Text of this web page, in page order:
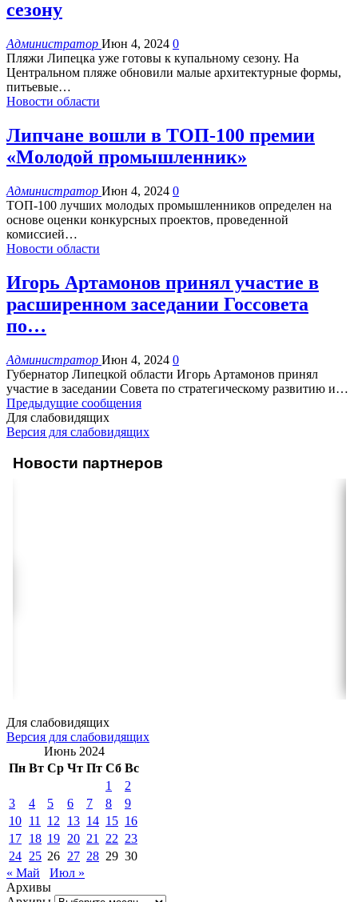
сезону
Администратор Июн 4, 2024 0
Пляжи Липецка уже готовы к купальному сезону. На
Центральном пляже обновили малые архитектурные формы,
питьевые…
Новости области
Липчане вошли в ТОП-100 премии
«Молодой промышленник»
Администратор Июн 4, 2024 0
ТОП-100 лучших молодых промышленников определен на
основе оценки конкурсных проектов, проведенной
комиссией…
Новости области
Игорь Артамонов принял участие в
расширенном заседании Госсовета
по…
Администратор Июн 4, 2024 0
Губернатор Липецкой области Игорь Артамонов принял
участие в заседании Совета по стратегическому развитию и…
Предыдущие сообщения
Для слабовидящих
Версия для слабовидящих
Новости партнеров
Для слабовидящих
Версия для слабовидящих
Июнь 2024
Пн Вт Ср Чт Пт Сб Вс
1
2
3
4 5 6 7 8
9
10 11 12 13 14 15 16
17 18 19 20 21 22 23
24 25 26 27 28 29 30
« Май
Июл »
Архивы